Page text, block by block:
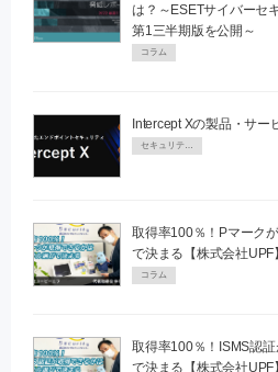
は？～ESETサイバーセ
第1三半期版を公開～
コラム
Intercept Xの製品・サー
取得率100％！Pマーク
で決まる【株式会社UPF】
コラム
取得率100％！ISMS認
で決まる【株式会社UPF】